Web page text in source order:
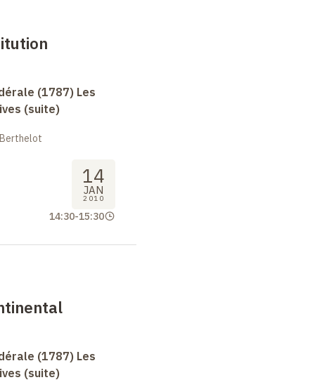
(1787) Les
(suite)
14
JAN
2010
14:30-15:30
(1787) Les
(suite)